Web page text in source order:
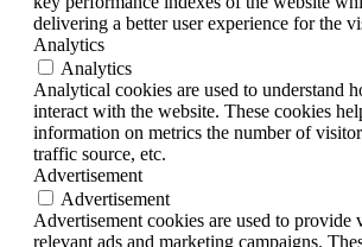
delivering a better user experience for the
Analytics
Analytics
Analytical cookies are used to understand
interact with the website. These cookies
information on metrics the number of
traffic source, etc.
Advertisement
Advertisement
Advertisement cookies are used to provide
relevant ads and marketing campaigns.